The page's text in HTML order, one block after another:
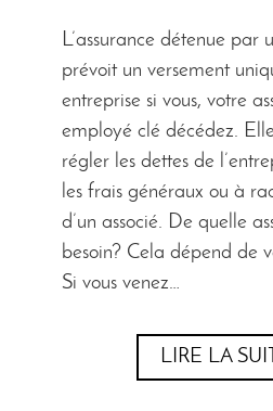
L’assurance détenue par
prévoit un versement
entreprise si vous, votre
employé clé décédez.
régler les dettes de
les frais généraux ou à
d’un associé. De quelle
besoin? Cela dépend de
Si vous venez…
LIRE LA